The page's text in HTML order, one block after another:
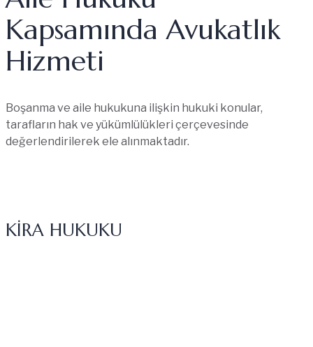
Kapsamında Avukatlık
Hizmeti
Boşanma ve aile hukukuna ilişkin hukuki konular,
tarafların hak ve yükümlülükleri çerçevesinde
değerlendirilerek ele alınmaktadır.
KİRA HUKUKU